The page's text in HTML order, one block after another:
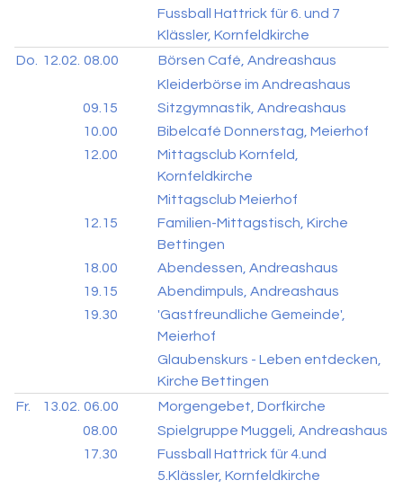
Fussball Hattrick für 6. und 7
Klässler, Kornfeldkirche
Do.
12.02. 08.00
Börsen Café, Andreashaus
Kleiderbörse im Andreashaus
09.15
Sitzgymnastik, Andreashaus
10.00
Bibelcafé Donnerstag, Meierhof
12.00
Mittagsclub Kornfeld,
Kornfeldkirche
Mittagsclub Meierhof
12.15
Familien-Mittagstisch, Kirche
Bettingen
18.00
Abendessen, Andreashaus
19.15
Abendimpuls, Andreashaus
19.30
'Gastfreundliche Gemeinde',
Meierhof
Glaubenskurs - Leben entdecken,
Kirche Bettingen
Fr.
13.02. 06.00
Morgengebet, Dorfkirche
08.00
Spielgruppe Muggeli, Andreashaus
17.30
Fussball Hattrick für 4.und
5.Klässler, Kornfeldkirche